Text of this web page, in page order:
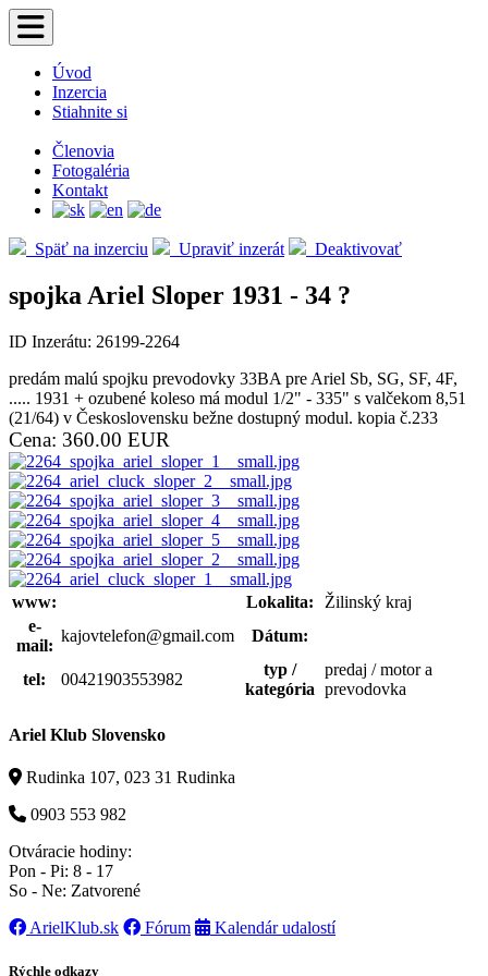
Úvod
Inzercia
Stiahnite si
Členovia
Fotogaléria
Kontakt
Späť na inzerciu Upraviť inzerát Deaktivovať
spojka Ariel Sloper 1931 - 34 ?
ID Inzerátu: 26199-2264
predám malú spojku prevodovky 33BA pre Ariel Sb, SG, SF, 4F,
..... 1931 + ozubené koleso má modul 1/2" - 335" s valčekom 8,51
(21/64) v Československu bežne dostupný modul. kopia č.233
Cena: 360.00 EUR
www: Lokalita:
Žilinský kraj
e-
mail:
kajovtelefon@gmail.com Dátum:
tel: 00421903553982
typ /
kategória
predaj / motor a
prevodovka
Ariel Klub Slovensko
Rudinka 107, 023 31 Rudinka
0903 553 982
Otváracie hodiny:
Pon - Pi: 8 - 17
So - Ne: Zatvorené
ArielKlub.sk
Fórum Kalendár udalostí
Rýchle odkazy